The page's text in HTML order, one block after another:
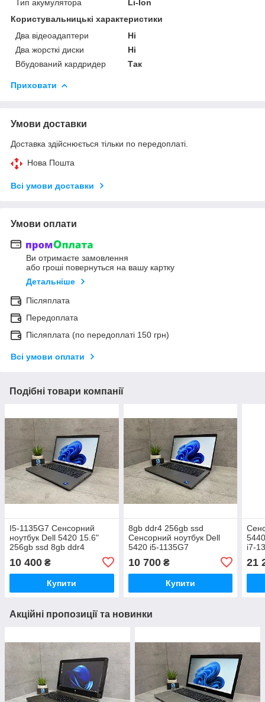
Тип акумулятора
Li-Ion
Користувальницькі характеристики
Два відеоадаптери
Ні
Два жорсткі диски
Ні
Вбудований кардридер
Так
Приховати
Умови доставки
Доставка здійснюється тільки по передоплаті.
Нова Пошта
Всі умови доставки
Умови оплати
Ви отримаєте замовлення
або гроші повернуться на вашу картку
Детальніше
Післяплата
Передоплата
Післяплата (по передоплаті 150 грн)
Всі умови оплати
Подібні товари компанії
I5-1135G7 Сенсорний
ноутбук Dell 5420 15.6"
256gb ssd 8gb ddr4
10 400 ₴
Купити
8gb ddr4 256gb ssd
Сенсорний ноутбук Dell
5420 i5-1135G7
10 700₴
Купити
i7-
21
Акційні пропозиції та новинки